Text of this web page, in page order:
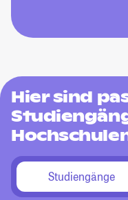
Hier sind
Studiengänge